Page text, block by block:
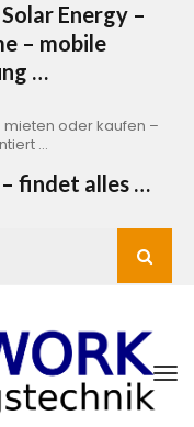
Energy –
– mobile
…
mieten oder kaufen –
…
findet alles …